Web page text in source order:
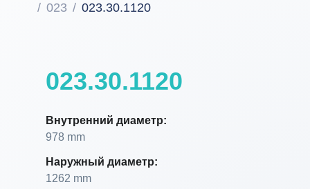
023 023.30.1120
023.30.1120
Внутренний диаметр:
978 mm
Наружный диаметр:
1262 mm